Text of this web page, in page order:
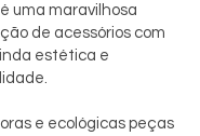
uma maravilhosa
de acessórios com
estética e
e ecológicas peças